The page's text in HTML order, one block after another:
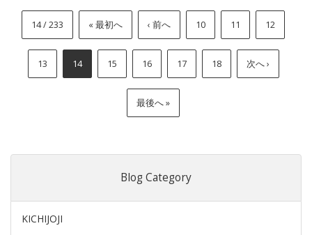
14 / 233 « 最初へ ‹ 前へ 10 11 12
13 14 15 16 17 18 次へ ›
最後へ »
Blog Category
KICHIJOJI